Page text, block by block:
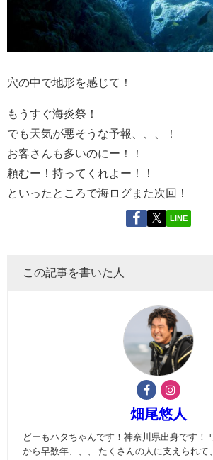
穴の中で地形を感じて！
もうすぐ海炎祭！
でも天気が悪そうな予報、、、！
お客さんも多いのにー！！
頼むー！持ってくれよー！！
といったところで海ログまた次回！
LINE
この記事を書いた人
畑尾悠人
どーもハタちゃんです！神奈川県出身です！
から早数年、、、 たくさんの人に支えられて